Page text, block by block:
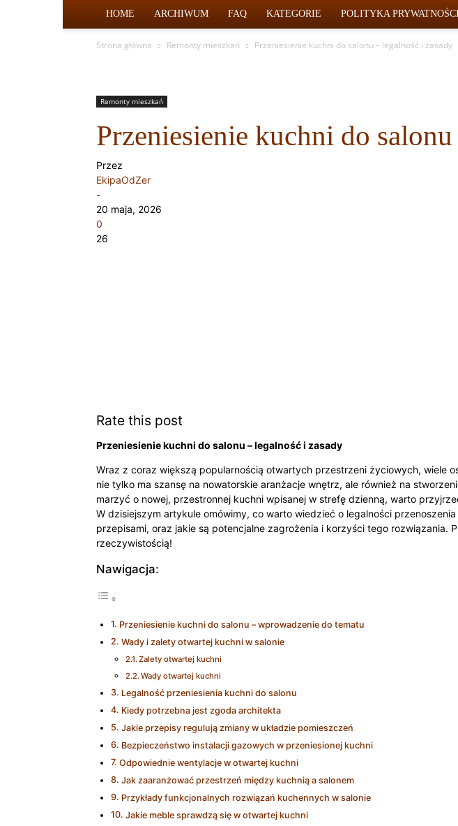
HOME ARCHIWUM FAQ KATEGORIE POLITYKA PRYWATNOŚCI
Strona główna Remonty mieszkań Przeniesienie kuchni do salonu – legalność i zasady
Remonty mieszkań
Przeniesienie kuchni do
Przez
EkipaOdZer
-
20 maja, 2026
0
26
Rate this post
Przeniesienie kuchni do salonu – legalność i zasady
Wraz z coraz większą popularnością otwartych przestrzeni życiowych, wiele
nie tylko ma szansę na nowatorskie aranżacje wnętrz, ale również na
marzyć o nowej, przestronnej kuchni wpisanej w strefę dzienną, warto
W dzisiejszym artykule omówimy, co warto wiedzieć o legalności
przepisami, oraz jakie są potencjalne zagrożenia i korzyści tego rozwiązania.
rzeczywistością!
Nawigacja:
Przeniesienie kuchni do salonu – wprowadzenie do tematu
Wady i zalety otwartej kuchni w salonie
Zalety otwartej kuchni
Wady otwartej kuchni
Legalność przeniesienia kuchni do salonu
Kiedy potrzebna jest zgoda architekta
Jakie przepisy regulują zmiany w układzie pomieszczeń
Bezpieczeństwo instalacji gazowych w przeniesionej kuchni
Odpowiednie wentylacje w otwartej kuchni
Jak zaaranżować przestrzeń między kuchnią a salonem
Przykłady funkcjonalnych rozwiązań kuchennych w salonie
Jakie meble sprawdzą się w otwartej kuchni